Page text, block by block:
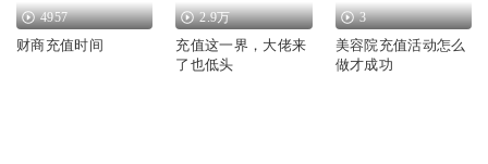
4957
财商充值时间
2.9万
充值这一界，大佬来
了也低头
3
美容院充值活动怎么
做才成功